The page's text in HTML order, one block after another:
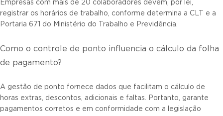
Empresas com mais de 20 colaboradores devem, por lei,
registrar os horários de trabalho, conforme determina a CLT e a
Portaria 671 do Ministério do Trabalho e Previdência.
Como o controle de ponto influencia o cálculo da folha
de pagamento?
A gestão de ponto fornece dados que facilitam o cálculo de
horas extras, descontos, adicionais e faltas. Portanto, garante
pagamentos corretos e em conformidade com a legislação